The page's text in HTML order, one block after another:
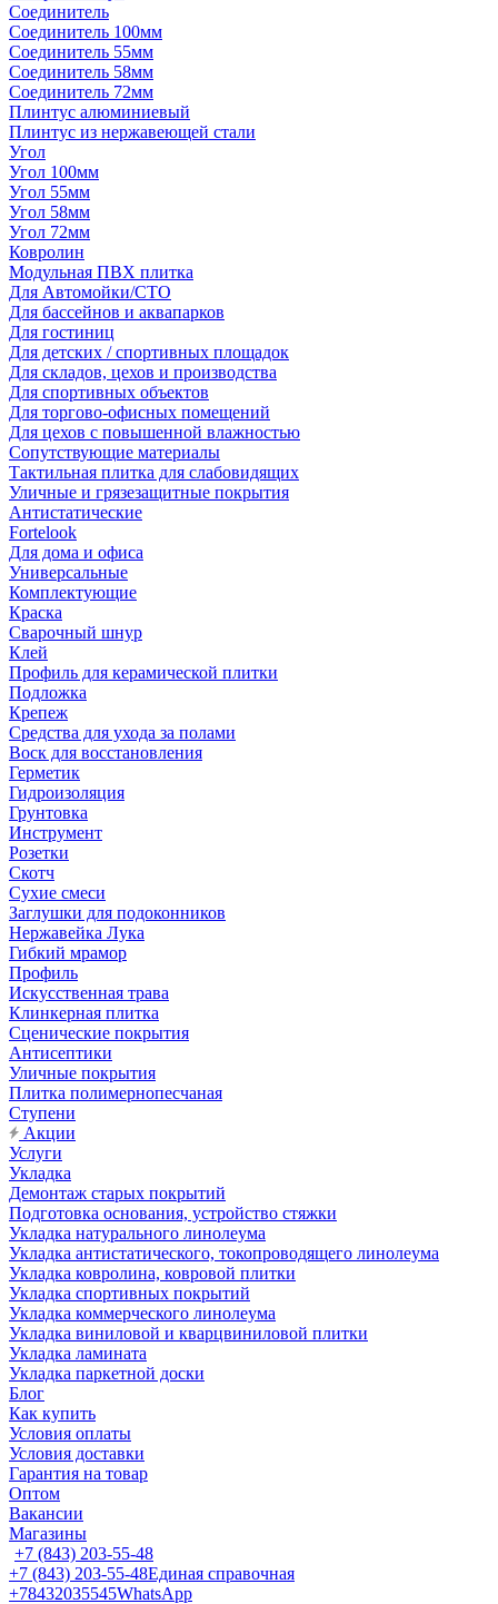
Соединитель
Соединитель 100мм
Соединитель 55мм
Соединитель 58мм
Соединитель 72мм
Плинтус алюминиевый
Плинтус из нержавеющей стали
Угол
Угол 100мм
Угол 55мм
Угол 58мм
Угол 72мм
Ковролин
Модульная ПВХ плитка
Для Автомойки/СТО
Для бассейнов и аквапарков
Для гостиниц
Для детских / спортивных площадок
Для складов, цехов и производства
Для спортивных объектов
Для торгово-офисных помещений
Для цехов с повышенной влажностью
Сопутствующие материалы
Тактильная плитка для слабовидящих
Уличные и грязезащитные покрытия
Антистатические
Fortelook
Для дома и офиса
Универсальные
Комплектующие
Краска
Сварочный шнур
Клей
Профиль для керамической плитки
Подложка
Крепеж
Средства для ухода за полами
Воск для восстановления
Герметик
Гидроизоляция
Грунтовка
Инструмент
Розетки
Скотч
Сухие смеси
Заглушки для подоконников
Нержавейка Лука
Гибкий мрамор
Профиль
Искусственная трава
Клинкерная плитка
Сценические покрытия
Антисептики
Уличные покрытия
Плитка полимернопесчаная
Ступени
Акции
Услуги
Укладка
Демонтаж старых покрытий
Подготовка основания, устройство стяжки
Укладка натурального линолеума
Укладка антистатического, токопроводящего линолеума
Укладка ковролина, ковровой плитки
Укладка спортивных покрытий
Укладка коммерческого линолеума
Укладка виниловой и кварцвиниловой плитки
Укладка ламината
Укладка паркетной доски
Блог
Как купить
Условия оплаты
Условия доставки
Гарантия на товар
Оптом
Вакансии
Магазины
+7 (843) 203-55-48
+7 (843) 203-55-48Единая справочная
+78432035545WhatsApp